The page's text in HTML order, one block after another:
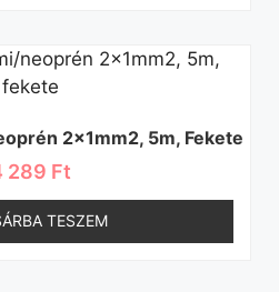
2×1mm2, 5m, Fekete
289 Ft
TESZEM